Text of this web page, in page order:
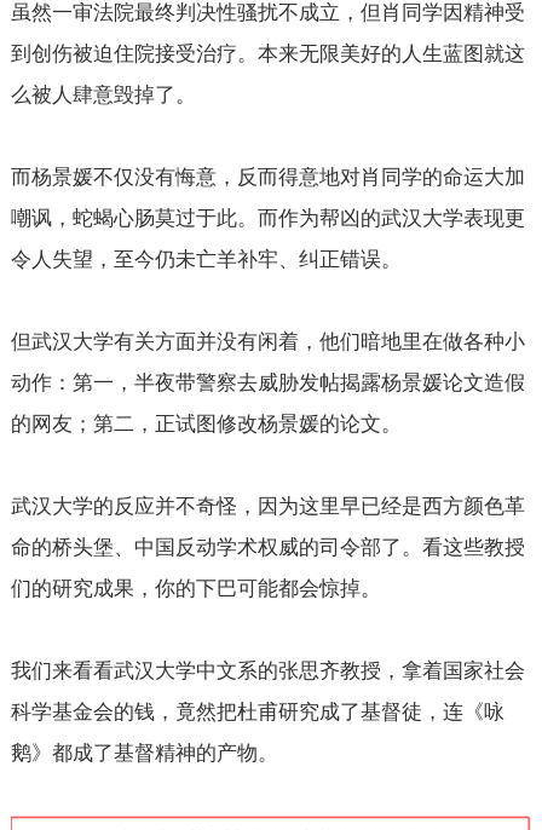
虽然一审法院最终判决性骚扰不成立，但肖同学因精神受
到创伤被迫住院接受治疗。本来无限美好的人生蓝图就这
么被人肆意毁掉了。
而杨景媛不仅没有悔意，反而得意地对肖同学的命运大加
嘲讽，蛇蝎心肠莫过于此。而作为帮凶的武汉大学表现更
令人失望，至今仍未亡羊补牢、纠正错误。
但武汉大学有关方面并没有闲着，他们暗地里在做各种小
动作：第一，半夜带警察去威胁发帖揭露杨景媛论文造假
的网友；第二，正试图修改杨景媛的论文。
武汉大学的反应并不奇怪，因为这里早已经是西方颜色革
命的桥头堡、中国反动学术权威的司令部了。看这些教授
们的研究成果，你的下巴可能都会惊掉。
我们来看看武汉大学中文系的张思齐教授，拿着国家社会
科学基金会的钱，竟然把杜甫研究成了基督徒，连《咏
鹅》都成了基督精神的产物。